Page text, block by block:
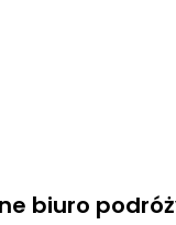
biuro